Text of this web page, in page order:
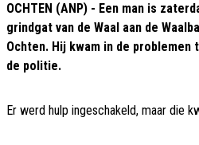
OCHTEN (ANP) - Een man is
grindgat van de Waal aan de
Ochten. Hij kwam in de
de politie.
Er werd hulp ingeschakeld, maar die